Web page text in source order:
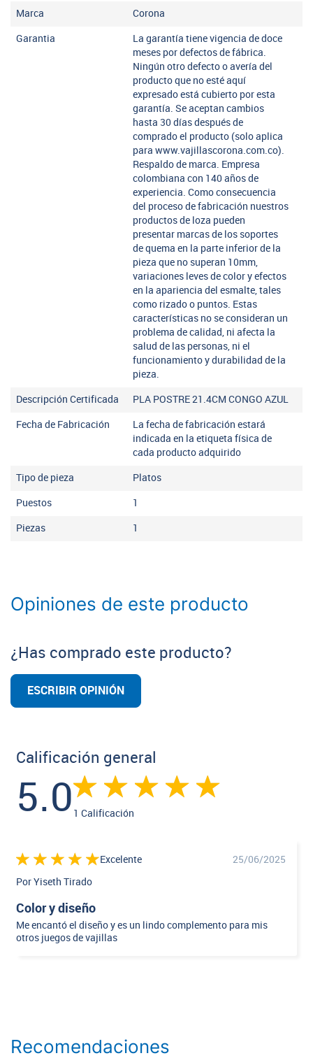
Marca Corona
Garantia
La garantía tiene vigencia de doce
meses por defectos de fábrica.
Ningún otro defecto o avería del
producto que no esté aquí
expresado está cubierto por esta
garantía. Se aceptan cambios
hasta 30 días después de
comprado el producto (solo aplica
para www.vajillascorona.com.co).
Respaldo de marca. Empresa
colombiana con 140 años de
experiencia. Como consecuencia
del proceso de fabricación nuestros
productos de loza pueden
presentar marcas de los soportes
de quema en la parte inferior de la
pieza que no superan 10mm,
variaciones leves de color y efectos
en la apariencia del esmalte, tales
como rizado o puntos. Estas
características no se consideran un
problema de calidad, ni afecta la
salud de las personas, ni el
funcionamiento y durabilidad de la
pieza.
Descripción Certificada PLA POSTRE 21.4CM CONGO AZUL
Fecha de Fabricación
La fecha de fabricación estará
indicada en la etiqueta física de
cada producto adquirido
Tipo de pieza Platos
Puestos 1
Piezas 1
Opiniones de este producto
¿Has comprado este producto?
ESCRIBIR OPINIÓN
Calificación general
5.0 1 Calificación
Excelente
25/06/2025
Por Yiseth Tirado
Color y diseño
Me encantó el diseño y es un lindo complemento para mis
otros juegos de vajillas
Recomendaciones